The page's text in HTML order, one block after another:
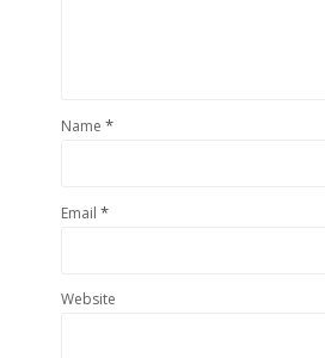
Name *
Email *
Website